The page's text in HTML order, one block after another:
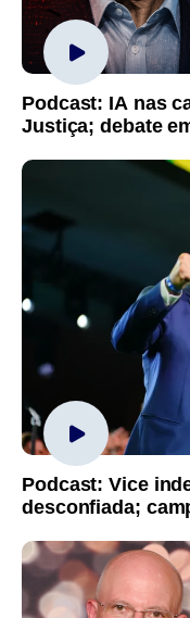
Podcast: IA nas
Justiça; debate
Podcast: Vice
desconfiada;